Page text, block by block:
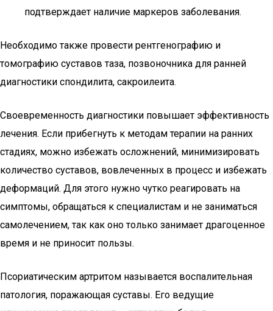
подтверждает наличие маркеров заболевания.
Необходимо также провести рентгенографию и
томографию суставов таза, позвоночника для ранней
диагностики спондилита, сакроилеита.
Своевременность диагностики повышает эффективность
лечения. Если прибегнуть к методам терапии на ранних
стадиях, можно избежать осложнений, минимизировать
количество суставов, вовлеченных в процесс и избежать
деформаций. Для этого нужно чутко реагировать на
симптомы, обращаться к специалистам и не заниматься
самолечением, так как оно только занимает драгоценное
время и не приносит пользы.
Псориатическим артритом называется воспалительная
патология, поражающая суставы. Его ведущие